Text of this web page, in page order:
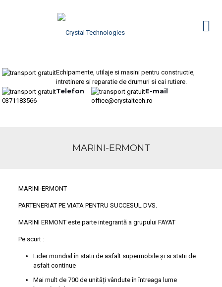
Echipamente, utilaje si masini pentru constructie,
intretinere si reparatie de drumuri si cai rutiere.
Telefon
0371183566
E-mail
office@crystaltech.ro
MARINI-ERMONT
MARINI-ERMONT
PARTENERIAT PE VIATA PENTRU SUCCESUL DVS.
MARINI ERMONT este parte integrantă a grupului FAYAT
Pe scurt :
Lider mondial în statii de asfalt supermobile și si statii de
asfalt continue
Mai mult de 700 de unități vândute în întreaga lume